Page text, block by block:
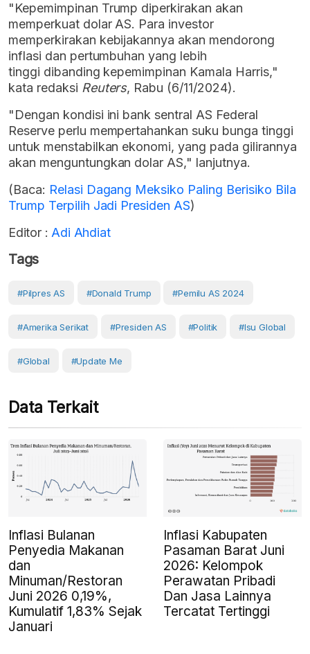
"Kepemimpinan Trump diperkirakan akan
memperkuat dolar AS. Para investor
memperkirakan kebijakannya akan mendorong
inflasi dan pertumbuhan yang lebih
tinggi dibanding kepemimpinan Kamala Harris,"
kata redaksi Reuters, Rabu (6/11/2024).
"Dengan kondisi ini bank sentral AS Federal
Reserve perlu mempertahankan suku bunga tinggi
untuk menstabilkan ekonomi, yang pada gilirannya
akan menguntungkan dolar AS," lanjutnya.
(Baca: Relasi Dagang Meksiko Paling Berisiko Bila
Trump Terpilih Jadi Presiden AS)
Editor : Adi Ahdiat
Tags
#Pilpres AS #Donald Trump #Pemilu AS 2024
#Amerika Serikat #Presiden AS #Politik #Isu Global
#Global #Update Me
Data Terkait
Inflasi Bulanan
Penyedia Makanan
dan
Minuman/Restoran
Juni 2026 0,19%,
Kumulatif 1,83% Sejak
Januari
Inflasi Kabupaten
Pasaman Barat Juni
2026: Kelompok
Perawatan Pribadi
Dan Jasa Lainnya
Tercatat Tertinggi